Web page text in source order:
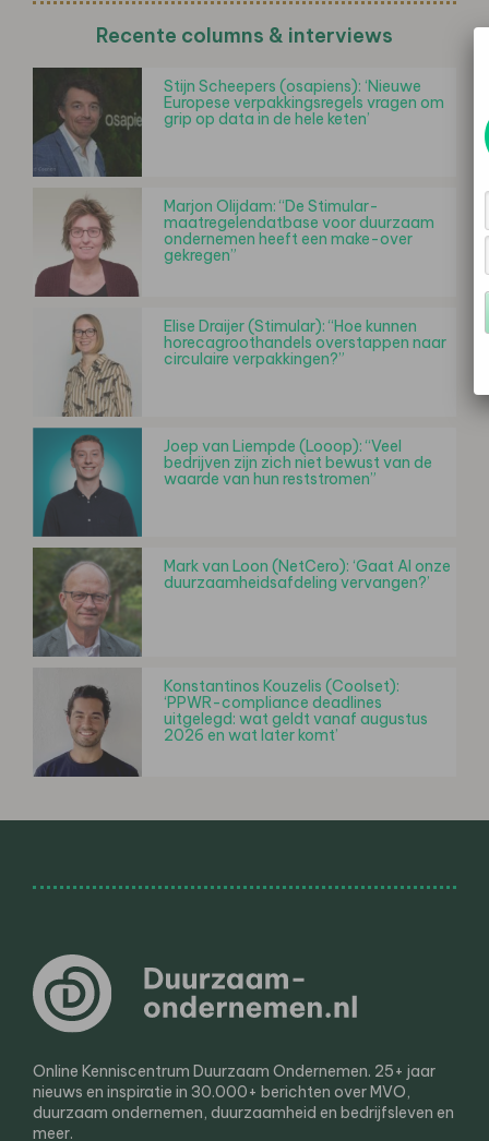
Recente columns & interviews
Stijn Scheepers (osapiens): ‘Nieuwe
Europese verpakkingsregels vragen om
grip op data in de hele keten’
Marjon Olijdam: “De Stimular-
maatregelendatbase voor duurzaam
ondernemen heeft een make-over
gekregen”
Elise Draijer (Stimular): “Hoe kunnen
horecagroothandels overstappen naar
circulaire verpakkingen?”
Joep van Liempde (Looop): “Veel
bedrijven zijn zich niet bewust van de
waarde van hun reststromen”
Mark van Loon (NetCero): ‘Gaat AI onze
duurzaamheidsafdeling vervangen?’
Konstantinos Kouzelis (Coolset):
‘PPWR-compliance deadlines
uitgelegd: wat geldt vanaf augustus
2026 en wat later komt’
Online Kenniscentrum Duurzaam Ondernemen. 25+ jaar
nieuws en inspiratie in 30.000+ berichten over MVO,
duurzaam ondernemen, duurzaamheid en bedrijfsleven en
meer.